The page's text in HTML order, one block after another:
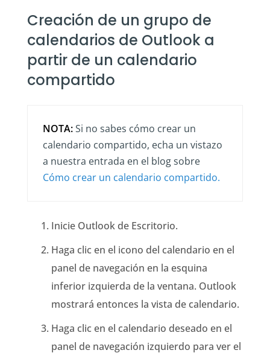
Creación de un grupo de
calendarios de Outlook a
partir de un calendario
compartido
NOTA:Si no sabes cómo crear un
calendario compartido, echa un vistazo
a nuestra entrada en el blog sobre
Cómo crear un calendario compartido.
Inicie Outlook de Escritorio.
Haga clic en el icono del calendario en el
panel de navegación en la esquina
inferior izquierda de la ventana. Outlook
mostrará entonces la vista de calendario.
Haga clic en el calendario deseado en el
panel de navegación izquierdo para ver el